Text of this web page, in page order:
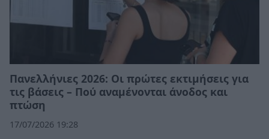
Πανελλήνιες 2026: Οι πρώτες εκτιμήσεις για
τις βάσεις – Πού αναμένονται άνοδος και
πτώση
17/07/2026 19:28